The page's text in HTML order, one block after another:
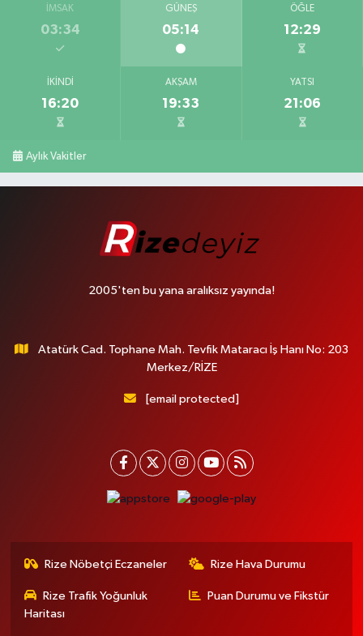
İMSAK
03:34
GÜNEŞ
05:14
ÖĞLE
12:29
İKINDI
16:20
AKŞAM
19:33
YATSI
21:06
Aylık Vakitler
2005'ten bu yana aralıksız yayında!
Atatürk Cad. Tophane Mah. Tevfik Mataracı İş Hanı No: 203
Merkez/RİZE
[email protected]
Rize Nöbetçi Eczaneler Rize Hava Durumu
Rize Trafik Yoğunluk
Haritası
Puan Durumu ve Fikstür